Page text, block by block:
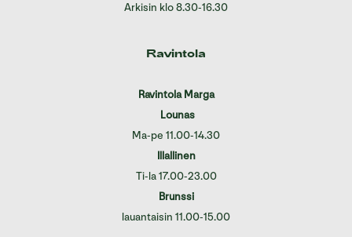
Arkisin klo 8.30-16.30
Ravintola
Ravintola Marga
Lounas
Ma-pe 11.00-14.30
Illallinen
Ti-la 17.00-23.00
Brunssi
lauantaisin 11.00-15.00